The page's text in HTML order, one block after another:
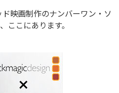
映画制作のナンバーワン・ソ
ここにあります。